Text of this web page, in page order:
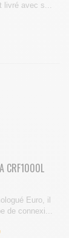
livré avec s...
CRF1000L
Euro, il
de connexi...